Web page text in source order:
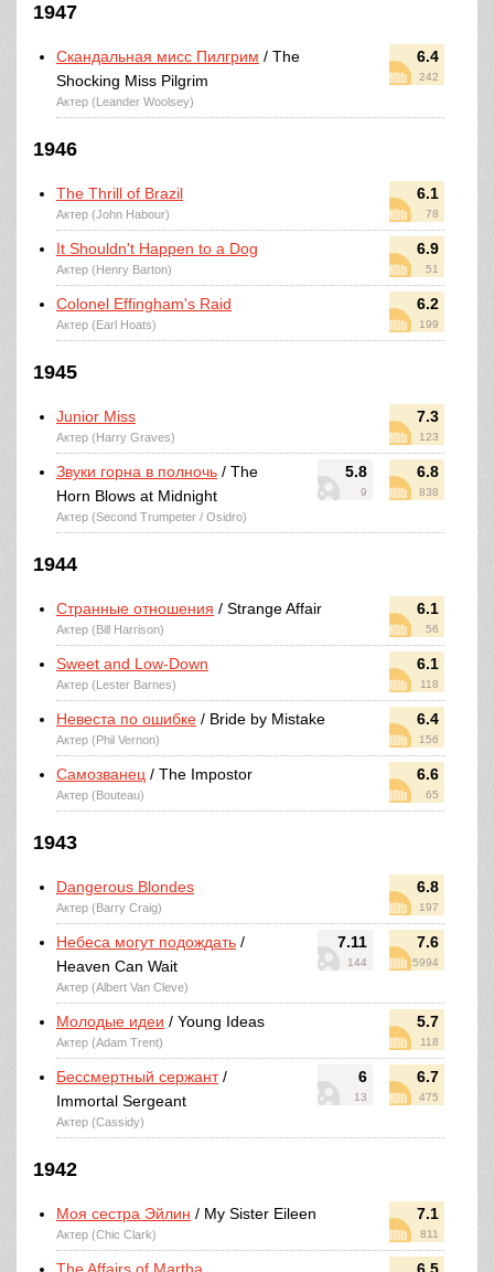
1947
6.4
242
Скандальная мисс Пилгрим / The
Shocking Miss Pilgrim
Актер (Leander Woolsey)
1946
6.1
78
The Thrill of Brazil
Актер (John Habour)
6.9
51
It Shouldn't Happen to a Dog
Актер (Henry Barton)
6.2
199
Colonel Effingham's Raid
Актер (Earl Hoats)
1945
7.3
123
Junior Miss
Актер (Harry Graves)
5.8
9
6.8
838
Звуки горна в полночь / The
Horn Blows at Midnight
Актер (Second Trumpeter / Osidro)
1944
6.1
56
Странные отношения / Strange Affair
Актер (Bill Harrison)
6.1
118
Sweet and Low-Down
Актер (Lester Barnes)
6.4
156
Невеста по ошибке / Bride by Mistake
Актер (Phil Vernon)
6.6
65
Самозванец / The Impostor
Актер (Bouteau)
1943
6.8
197
Dangerous Blondes
Актер (Barry Craig)
7.11
144
7.6
5994
Небеса могут подождать /
Heaven Can Wait
Актер (Albert Van Cleve)
5.7
118
Молодые идеи / Young Ideas
Актер (Adam Trent)
6
13
6.7
475
Бессмертный сержант/
Immortal Sergeant
Актер (Cassidy)
1942
7.1
811
Моя сестра Эйлин / My Sister Eileen
Актер (Chic Clark)